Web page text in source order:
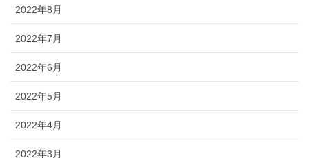
2022年8月
2022年7月
2022年6月
2022年5月
2022年4月
2022年3月